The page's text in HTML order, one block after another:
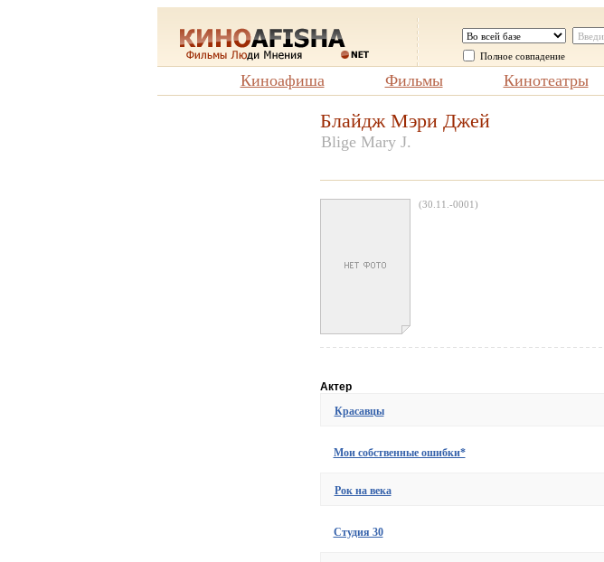
Полное совпадение
Киноафиша Фильмы Кинотеатры
Блайдж Мэри Джей
Blige Mary J.
(30.11.-0001)
Актер
Красавцы
Мои собственные ошибки*
Рок на века
Студия 30